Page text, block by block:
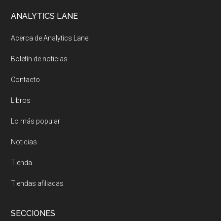
Footer
ANALYTICS LANE
Acerca de Analytics Lane
Boletín de noticias
Contacto
Libros
Lo más popular
Noticias
Tienda
Tiendas afiliadas
SECCIONES